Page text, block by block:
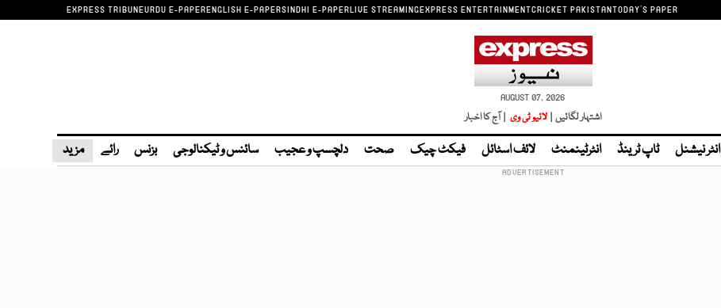
EXPRESS TRIBUNEURDU E-PAPERENGLISH E-PAPERSINDHI E-PAPERLIVE STREAMINGEXPRESS ENTERTAINMENTCRICKET PAKISTANTODAY'S PAPER
AUGUST 07, 2026
اشتہار لگائیں | لائیو ٹی وی | آج کا اخبار
انٹر نیشنل ٹاپ ٹرینڈ انٹرٹینمنٹ لائف اسٹائل فیکٹ چیک صحت دلچسپ و عجیب سائنس و ٹیکنالوجی بزنس رائے مزید